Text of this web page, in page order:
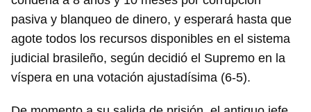
pasiva y blanqueo de dinero, y esperará hasta que
agote todos los recursos disponibles en el sistema
judicial brasileño, según decidió el Supremo en la
víspera en una votación ajustadísima (6-5).